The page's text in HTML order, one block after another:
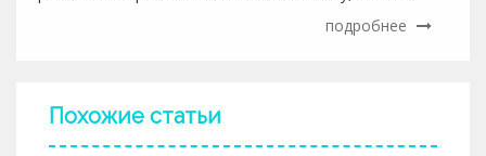
вопросы себе задать и какие ошибки люди часто
совершают. Разъясню, когда стоит попробовать
подробнее
Похожие статьи